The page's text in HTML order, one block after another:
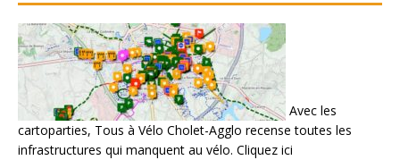
Avec les
cartoparties, Tous à Vélo Cholet-Agglo recense toutes les
infrastructures qui manquent au vélo. Cliquez ici